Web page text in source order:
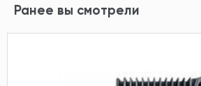
Ранее вы смотрели